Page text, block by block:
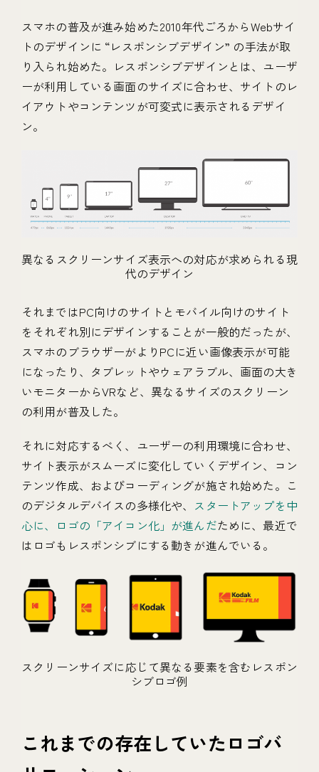
スマホの普及が進み始めた2010年代ごろからWebサイ
トのデザインに “レスポンシブデザイン” の手法が取
り入られ始めた。レスポンシブデザインとは、ユーザ
ーが利用している画面のサイズに合わせ、サイトのレ
イアウトやコンテンツが可変式に表示されるデザイ
ン。
異なるスクリーンサイズ表示への対応が求められる現
代のデザイン
それまではPC向けのサイトとモバイル向けのサイト
をそれぞれ別にデザインすることが一般的だったが、
スマホのブラウザーがよりPCに近い画像表示が可能
になったり、タブレットやウェアラブル、画面の大き
いモニターからVRなど、異なるサイズのスクリーン
の利用が普及した。
それに対応するべく、ユーザーの利用環境に合わせ、
サイト表示がスムーズに変化していくデザイン、コン
テンツ作成、およびコーディングが施され始めた。こ
のデジタルデバイスの多様化や、 スタートアップを中
心に、ロゴの「アイコン化」が進んだために、最近で
はロゴもレスポンシブにする動きが進んでいる。
スクリーンサイズに応じて異なる要素を含むレスポン
シブロゴ例
これまでの存在していたロゴバ